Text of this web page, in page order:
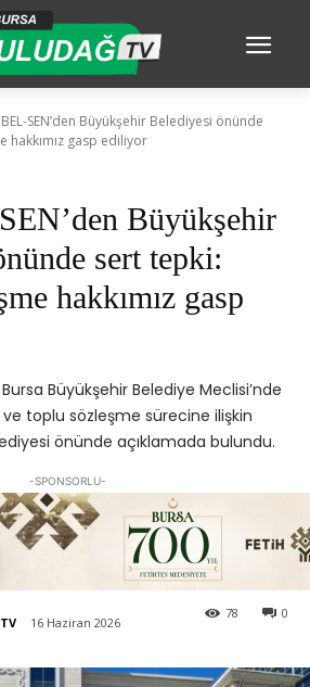
SEN’den Büyükşehir Belediyesi önünde
hakkımız gasp ediliyor
Büyükşehir
sert tepki:
hakkımız gasp
Bursa Büyükşehir Belediye Meclisi’nde
toplu sözleşme sürecine ilişkin
önünde açıklamada bulundu.
-SPONSORLU-
16 Haziran 2026
0
78